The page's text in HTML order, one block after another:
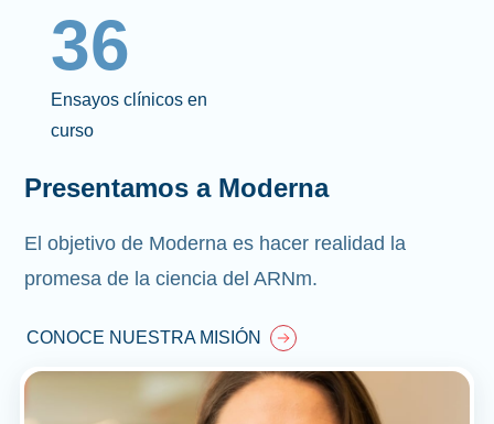
36
Ensayos clínicos en
curso
Presentamos a Moderna
El objetivo de Moderna es hacer realidad la
promesa de la ciencia del ARNm.
CONOCE NUESTRA MISIÓN